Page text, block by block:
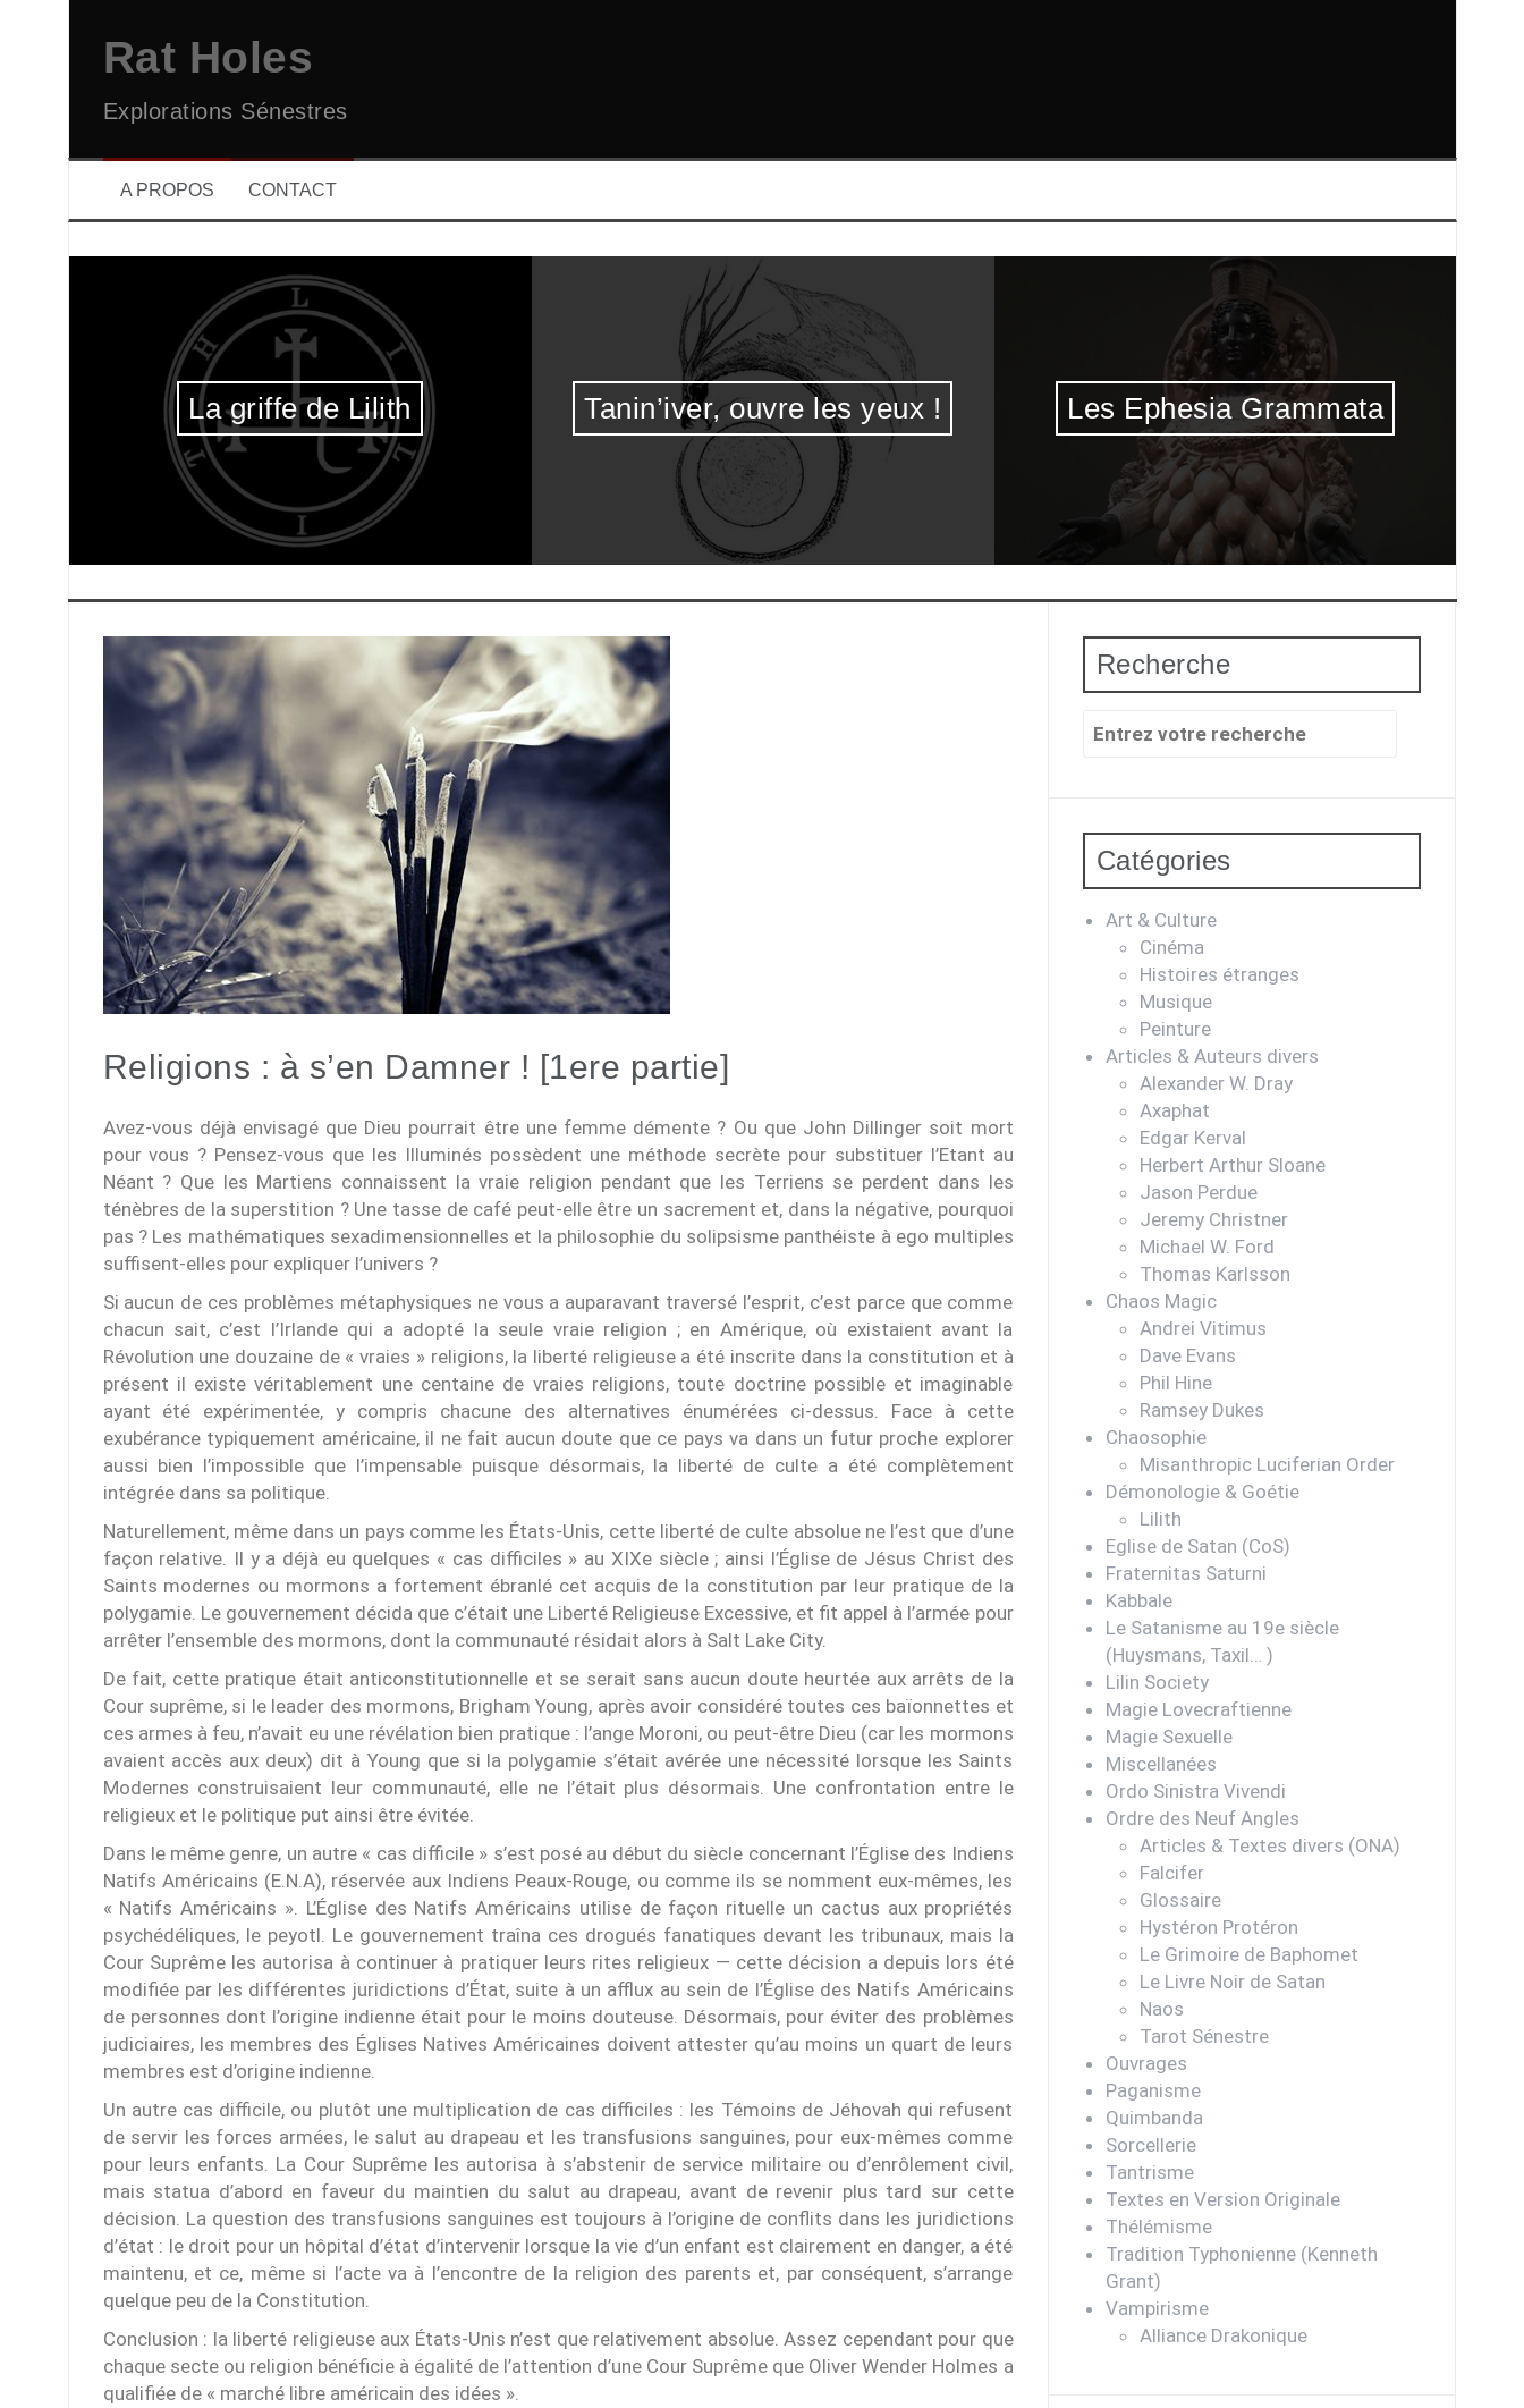
Rat Holes
Explorations Sénestres
A PROPOS CONTACT
La griffe de Lilith Tanin’iver, ouvre les yeux ! Les Ephesia Grammata
Religions : à s’en Damner ! [1ere partie]
Avez-vous déjà envisagé que Dieu pourrait être une femme démente ? Ou que John Dillinger soit mort
pour vous ? Pensez-vous que les Illuminés possèdent une méthode secrète pour substituer l’Etant au
Néant ? Que les Martiens connaissent la vraie religion pendant que les Terriens se perdent dans les
ténèbres de la superstition ? Une tasse de café peut-elle être un sacrement et, dans la négative, pourquoi
pas ? Les mathématiques sexadimensionnelles et la philosophie du solipsisme panthéiste à ego multiples
suffisent-elles pour expliquer l’univers ?
Si aucun de ces problèmes métaphysiques ne vous a auparavant traversé l’esprit, c’est parce que comme
chacun sait, c’est l’Irlande qui a adopté la seule vraie religion ; en Amérique, où existaient avant la
Révolution une douzaine de « vraies » religions, la liberté religieuse a été inscrite dans la constitution et à
présent il existe véritablement une centaine de vraies religions, toute doctrine possible et imaginable
ayant été expérimentée, y compris chacune des alternatives énumérées ci-dessus. Face à cette
exubérance typiquement américaine, il ne fait aucun doute que ce pays va dans un futur proche explorer
aussi bien l’impossible que l’impensable puisque désormais, la liberté de culte a été complètement
intégrée dans sa politique.
Naturellement, même dans un pays comme les États-Unis, cette liberté de culte absolue ne l’est que d’une
façon relative. Il y a déjà eu quelques « cas difficiles » au XIXe siècle ; ainsi l’Église de Jésus Christ des
Saints modernes ou mormons a fortement ébranlé cet acquis de la constitution par leur pratique de la
polygamie. Le gouvernement décida que c’était une Liberté Religieuse Excessive, et fit appel à l’armée pour
arrêter l’ensemble des mormons, dont la communauté résidait alors à Salt Lake City.
De fait, cette pratique était anticonstitutionnelle et se serait sans aucun doute heurtée aux arrêts de la
Cour suprême, si le leader des mormons, Brigham Young, après avoir considéré toutes ces baïonnettes et
ces armes à feu, n’avait eu une révélation bien pratique : l’ange Moroni, ou peut-être Dieu (car les mormons
avaient accès aux deux) dit à Young que si la polygamie s’était avérée une nécessité lorsque les Saints
Modernes construisaient leur communauté, elle ne l’était plus désormais. Une confrontation entre le
religieux et le politique put ainsi être évitée.
Dans le même genre, un autre « cas difficile » s’est posé au début du siècle concernant l’Église des Indiens
Natifs Américains (E.N.A), réservée aux Indiens Peaux-Rouge, ou comme ils se nomment eux-mêmes, les
« Natifs Américains ». L’Église des Natifs Américains utilise de façon rituelle un cactus aux propriétés
psychédéliques, le peyotl. Le gouvernement traîna ces drogués fanatiques devant les tribunaux, mais la
Cour Suprême les autorisa à continuer à pratiquer leurs rites religieux — cette décision a depuis lors été
modifiée par les différentes juridictions d’État, suite à un afflux au sein de l’Église des Natifs Américains
de personnes dont l’origine indienne était pour le moins douteuse. Désormais, pour éviter des problèmes
judiciaires, les membres des Églises Natives Américaines doivent attester qu’au moins un quart de leurs
membres est d’origine indienne.
Un autre cas difficile, ou plutôt une multiplication de cas difficiles : les Témoins de Jéhovah qui refusent
de servir les forces armées, le salut au drapeau et les transfusions sanguines, pour eux-mêmes comme
pour leurs enfants. La Cour Suprême les autorisa à s’abstenir de service militaire ou d’enrôlement civil,
mais statua d’abord en faveur du maintien du salut au drapeau, avant de revenir plus tard sur cette
décision. La question des transfusions sanguines est toujours à l’origine de conflits dans les juridictions
d’état : le droit pour un hôpital d’état d’intervenir lorsque la vie d’un enfant est clairement en danger, a été
maintenu, et ce, même si l’acte va à l’encontre de la religion des parents et, par conséquent, s’arrange
quelque peu de la Constitution.
Conclusion : la liberté religieuse aux États-Unis n’est que relativement absolue. Assez cependant pour que
chaque secte ou religion bénéficie à égalité de l’attention d’une Cour Suprême que Oliver Wender Holmes a
qualifiée de « marché libre américain des idées ».
Recherche
Recherche
Catégories
Art & Culture
Cinéma
Histoires étranges
Musique
Peinture
Articles & Auteurs divers
Alexander W. Dray
Axaphat
Edgar Kerval
Herbert Arthur Sloane
Jason Perdue
Jeremy Christner
Michael W. Ford
Thomas Karlsson
Chaos Magic
Andrei Vitimus
Dave Evans
Phil Hine
Ramsey Dukes
Chaosophie
Misanthropic Luciferian Order
Démonologie & Goétie
Lilith
Eglise de Satan (CoS)
Fraternitas Saturni
Kabbale
Le Satanisme au 19e siècle
(Huysmans, Taxil… )
Lilin Society
Magie Lovecraftienne
Magie Sexuelle
Miscellanées
Ordo Sinistra Vivendi
Ordre des Neuf Angles
Articles & Textes divers (ONA)
Falcifer
Glossaire
Hystéron Protéron
Le Grimoire de Baphomet
Le Livre Noir de Satan
Naos
Tarot Sénestre
Ouvrages
Paganisme
Quimbanda
Sorcellerie
Tantrisme
Textes en Version Originale
Thélémisme
Tradition Typhonienne (Kenneth
Grant)
Vampirisme
Alliance Drakonique